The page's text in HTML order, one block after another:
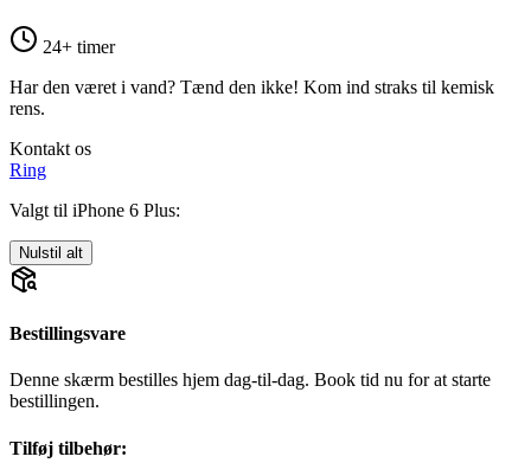
24+ timer
Har den været i vand? Tænd den ikke! Kom ind straks til kemisk
rens.
Kontakt os
Ring
Valgt til iPhone 6 Plus:
Nulstil alt
Bestillingsvare
Denne skærm bestilles hjem dag-til-dag. Book tid nu for at starte
bestillingen.
Tilføj tilbehør: